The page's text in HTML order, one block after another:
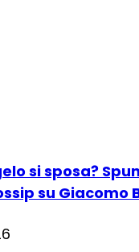
si sposa?
su Giacomo